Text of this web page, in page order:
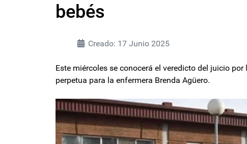
bebés
Creado: 17 Junio 2025
Este miércoles se conocerá el veredicto del juicio
perpetua para la enfermera Brenda Agüero.